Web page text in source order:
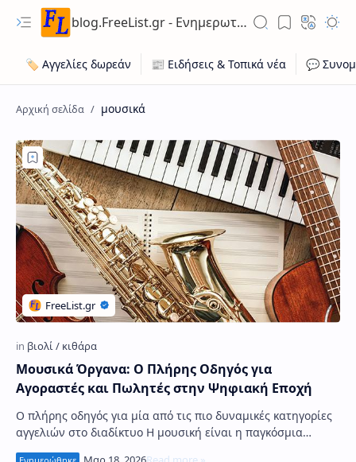
blog.FreeList.gr - Ενημερωτικό Ιστολόγιο ποικίλης ύλης για ευκαιρίες εργασίας, ακίνητων, οχήματων
μουσικά
Μουσικά Όργανα: Ο Πλήρης Οδηγός για
Αγοραστές και Πωλητές στην Ψηφιακή Εποχή
Ο πλήρης οδηγός για μία από τις πιο δυναμικές κατηγορίες
αγγελιών στο διαδίκτυο Η μουσική είναι η παγκόσμια